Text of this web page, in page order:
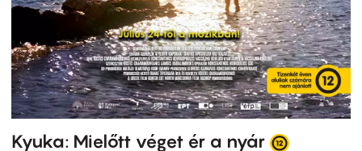
Kyuka: Mielőtt véget ér a nyár